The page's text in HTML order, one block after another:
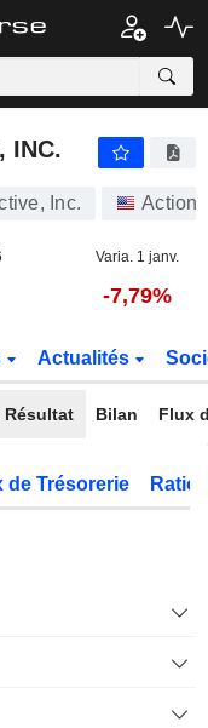
INC.
Inc. Actions
Varia. 1 janv.
-7,79%
Actualités
Résultat Bilan Flux
de Trésorerie